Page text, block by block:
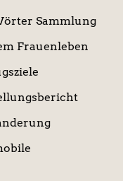
Sammlung
Frauenleben